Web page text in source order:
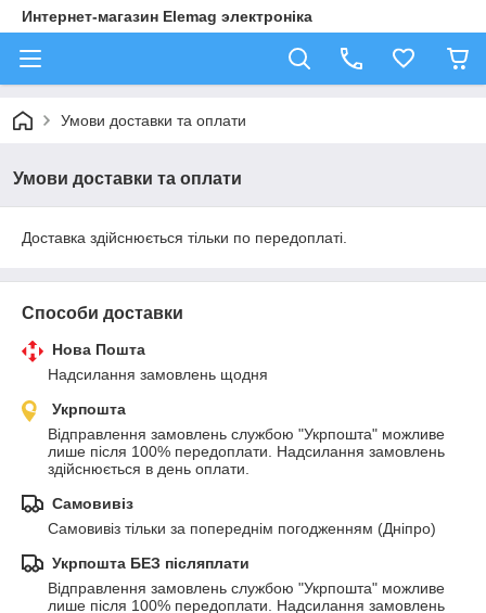
Интернет-магазин Elemag электроніка
Умови доставки та оплати
Умови доставки та оплати
Доставка здійснюється тільки по передоплаті.
Способи доставки
Нова Пошта
Надсилання замовлень щодня
Укрпошта
Відправлення замовлень службою "Укрпошта" можливе
лише після 100% передоплати. Надсилання замовлень
здійснюється в день оплати.
Самовивіз
Самовивіз тільки за попереднім погодженням (Дніпро)
Укрпошта БЕЗ післяплати
Відправлення замовлень службою "Укрпошта" можливе
лише після 100% передоплати. Надсилання замовлень